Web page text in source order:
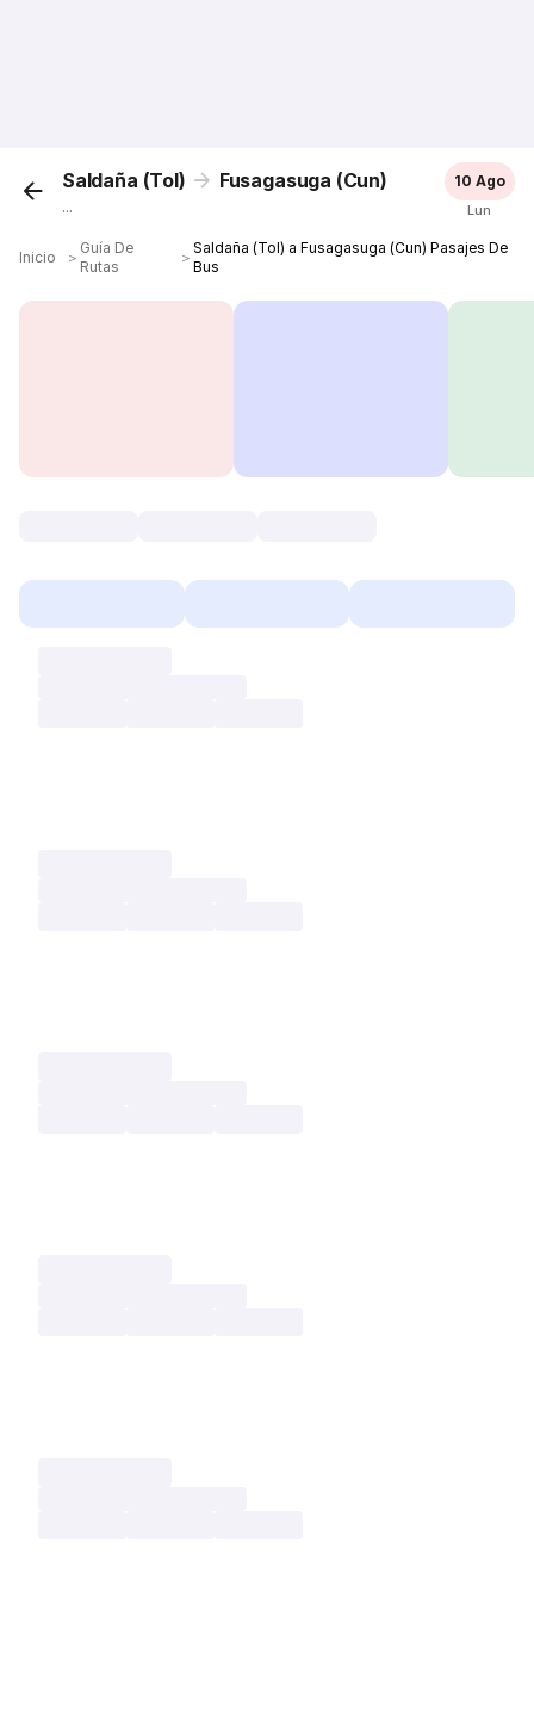
Saldaña (Tol) Fusagasuga (Cun)
...
10 Ago
Lun
Inicio ＞
Guía De
Rutas
＞
Saldaña (Tol) a Fusagasuga (Cun) Pasajes De
Bus